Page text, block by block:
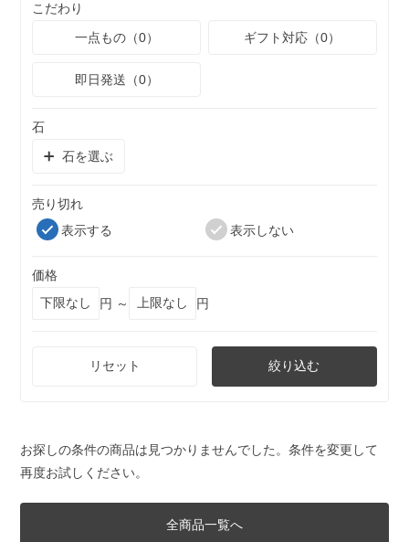
こだわり
一点もの（0）
ギフト対応（0）
即日発送（0）
石
石を選ぶ
売り切れ
表示する
表示しない
価格
円 ～
円
リセット 絞り込む
お探しの条件の商品は見つかりませんでした。条件を変更して
再度お試しください。
全商品一覧へ